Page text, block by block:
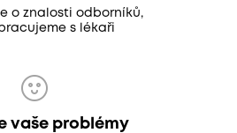
o znalosti odborníků,
s lékaři
vaše problémy